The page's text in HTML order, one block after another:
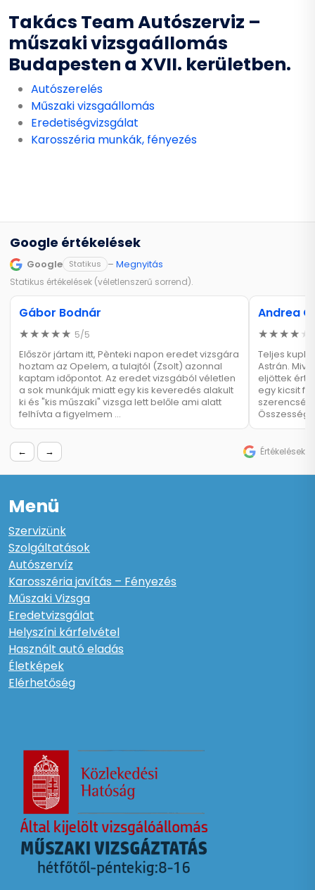
Takács Team Autószerviz –
műszaki vizsgaállomás
Budapesten a XVII. kerületben.
Autószerelés
Műszaki vizsgaállomás
Eredetiségvizsgálat
Karosszéria munkák, fényezés
Google értékelések
Google Statikus – Megnyitás
Statikus értékelések (véletlenszerű sorrend).
Gábor Bodnár
5/5
Először jártam itt, Pènteki napon eredet vizsgára
hoztam az Opelem, a tulajtól (Zsolt) azonnal
kaptam időpontot. Az eredet vizsgából véletlen
a sok munkájuk miatt egy kis keveredés alakult
ki és "kis műszaki" vizsga lett belőle ami alatt
felhívta a figyelmem …
Andrea
Teljes
Astrán.
eljöttek
egy kicsit
← → Értékelések
Menü
Szervizünk
Szolgáltatások
Autószervíz
Karosszéria javítás – Fényezés
Műszaki Vizsga
Eredetvizsgálat
Helyszíni kárfelvétel
Használt autó eladás
Életképek
Elérhetőség